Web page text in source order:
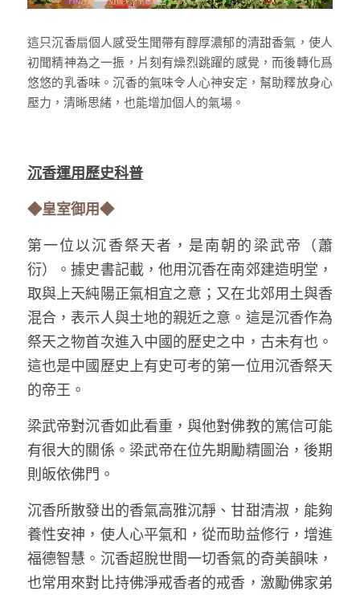
這只沉香扇個人感受生聞帶有醇厚濃郁的清甜香氣，使人
初聞精神為之一振，片刻有燥烈跳躍的感覺，而後轉化爲
悠悠的乳香味。沉香的氣味令人心神安定，幫助釋放身心
壓力，清晰思緒，也能增加個人的氣場。
沉香運用歷史科普
◆皇室御用◆
第一位以沉香祭天者，是南朝的梁武帝（蕭
衍）。據史書記載，他用沉香在南郊建造明堂，
取與上天純陽正氣相宜之意；又在北郊用土與香
混合，表示人與土地的親近之意。這是沉香作為
祭天之物首次進入中國的歷史之中，古未有也。
這也是中國歷史上有史可考的第一位用沉香祭天
的帝王。
梁武帝對沉香如此看重，與他對佛教的篤信可能
有很大的關係。梁武帝在位先期勵精圖治，後期
則皈依佛門。
沉香所散發出的香氣高雅沉靜、甘甜清淑，能夠
養性安神，使人心平氣和，從而助益修行，增進
福德智慧。沉香超脫世間一切香氣的奇美韻味，
也常用來對比持佛淨戒香者的戒香，激勵佛家弟